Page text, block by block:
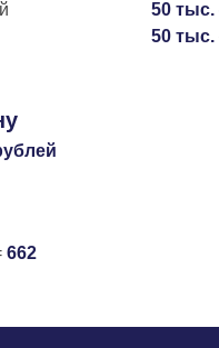
50 тыс.
50 тыс.
662